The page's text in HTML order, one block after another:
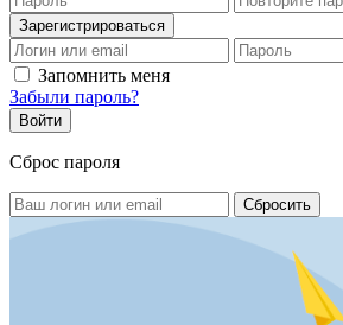
Запомнить меня
Забыли пароль?
Сброс пароля